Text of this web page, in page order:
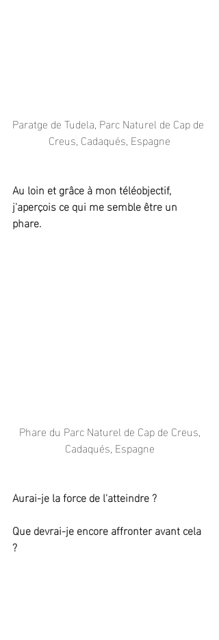
Paratge de Tudela, Parc Naturel de Cap de
Creus, Cadaqués, Espagne
Au loin et grâce à mon téléobjectif,
j'aperçois ce qui me semble être un
phare.
Cadaqués, Espagne
Aurai-je la force de l'atteindre ?
Que devrai-je encore affronter avant cela
?